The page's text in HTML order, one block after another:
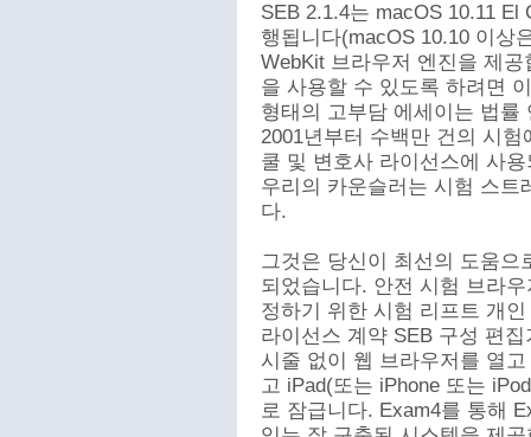
SEB 2.1.4는 macOS 10.11
행됩니다(macOS 10.10 이상
WebKit 브라우저 엔진을 제
을 사용할 수 있도록 하려면
형태의 고부담 에세이는 법률
2001년부터 수백만 건의 시
쿨 및 변호사 라이선스에 사
우리의 카운슬러는 시험 스트
다.
그것은 당신이 최선의 도움
되었습니다. 안전 시험 브라
정하기 위한 시험 리프트 개
라이선스 계약 SEB 구성 편
시줄 없이 웹 브라우저를 열
고 iPad(또는 iPhone 또는
로 잠급니다. Exam4를 통해